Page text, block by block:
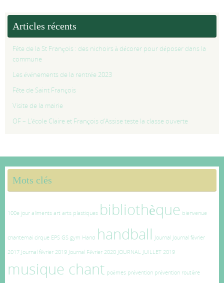
Articles récents
Fête de la St François : des nichoirs à décorer pour déposer dans la
commune
Les événements de la rentrée 2023
Fête de Saint François
Visite de la mairie
OF – L’école Claire et François d’Assise teste la classe ouverte
Mots clés
100e jour aliments art arts plastiques bibliothèque bienvenue
chantemai cirque EPS GS gym Hand handball Journal Journal février
2017 Journal février 2019 Journal Février 2020 JOURNAL JUILLET 2019
musique chant poèmes prévention prévention routière